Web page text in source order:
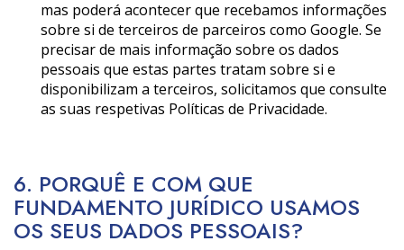
mas poderá acontecer que recebamos informações
sobre si de terceiros de parceiros como Google. Se
precisar de mais informação sobre os dados
pessoais que estas partes tratam sobre si e
disponibilizam a terceiros, solicitamos que consulte
as suas respetivas Políticas de Privacidade.
6. PORQUÊ E COM QUE
FUNDAMENTO JURÍDICO USAMOS
OS SEUS DADOS PESSOAIS?